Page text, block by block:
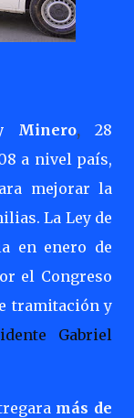
Minero, 28
a nivel país,
mejorar la
La Ley de
en enero de
el Congreso
tramitación y
Gabriel
más de